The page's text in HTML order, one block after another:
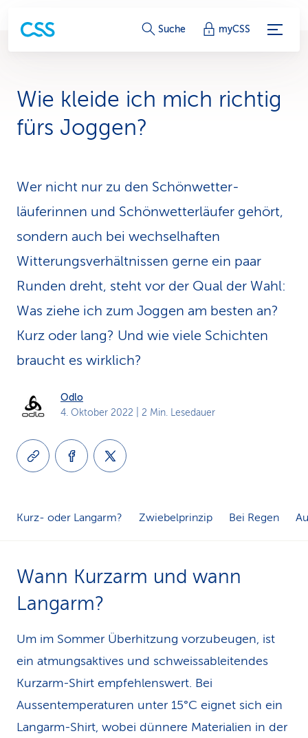
S
r
v
i
e
-
n
k
Suche myCSS
Wie kleide ich mich richtig
fürs Joggen?
Wer nicht nur zu den Schönwetter­
läuferinnen und Schönwetterläufer gehört,
sondern auch bei wechselhaf­ten
Witterungsverhältnissen gerne ein paar
Runden dreht, steht vor der Qual der Wahl:
Was ziehe ich zum Joggen am besten an?
Kurz oder lang? Und wie viele Schichten
braucht es wirklich?
Odlo
4. Oktober 2022 | 2 Min. Lesedauer
Kurz- oder Langarm? Zwiebelprinzip Bei Regen
Wann Kurzarm und wann
Langarm?
Um im Sommer Überhitzung vorzubeugen, ist
ein atmungsaktives und schweissableitendes
Kurzarm-Shirt empfehlenswert. Bei
Aussentemperaturen unter 15°C eignet sich ein
Langarm-Shirt, wobei dünnere Materialien in der